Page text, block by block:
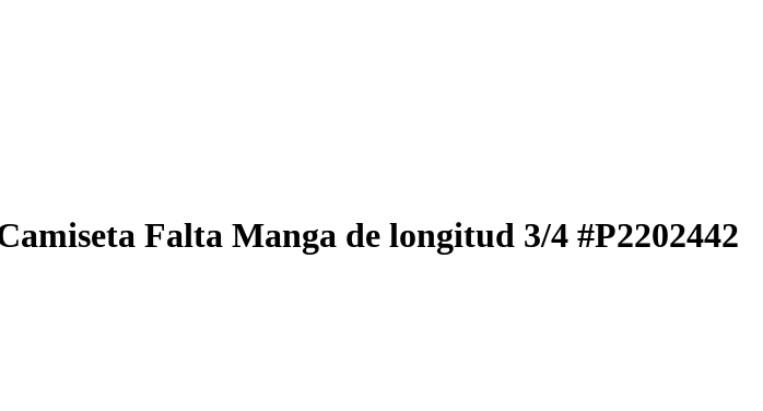
Falta Manga de longitud 3/4 #P2202442